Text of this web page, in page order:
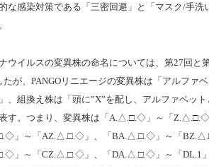
な感染対策である「三密回避」と「マスク/手洗
ウイルスの変異株の命名については、第27回と
たが、PANGOリニエージの変異株は「アルファ
、組換え株は「頭に”X”を配し、アルファベッ
す。つまり、変異株は「A.△.□.◇」～「
」～「AZ.△.□.◇」、「BA.△.□.◇」～「
」～「CZ.△.□.◇」、「DA.△.□.◇」～「DL.1